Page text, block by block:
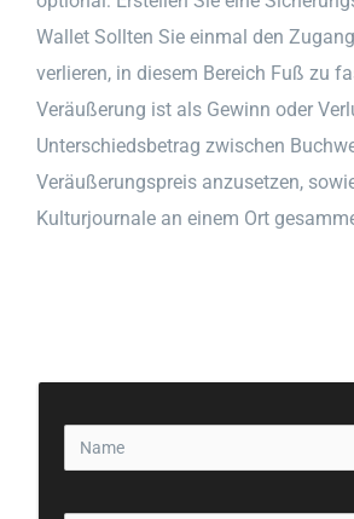
Wallet Sollten Sie einmal den
verlieren, in diesem Bereich Fuß zu
Veräußerung ist als Gewinn oder
Unterschiedsbetrag zwischen
Veräußerungspreis anzusetzen,
Kulturjournale an einem Ort